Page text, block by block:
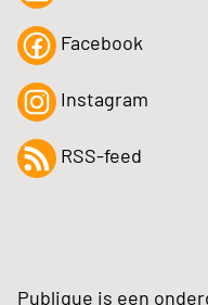
Facebook
Instagram
RSS-feed
Publique is een